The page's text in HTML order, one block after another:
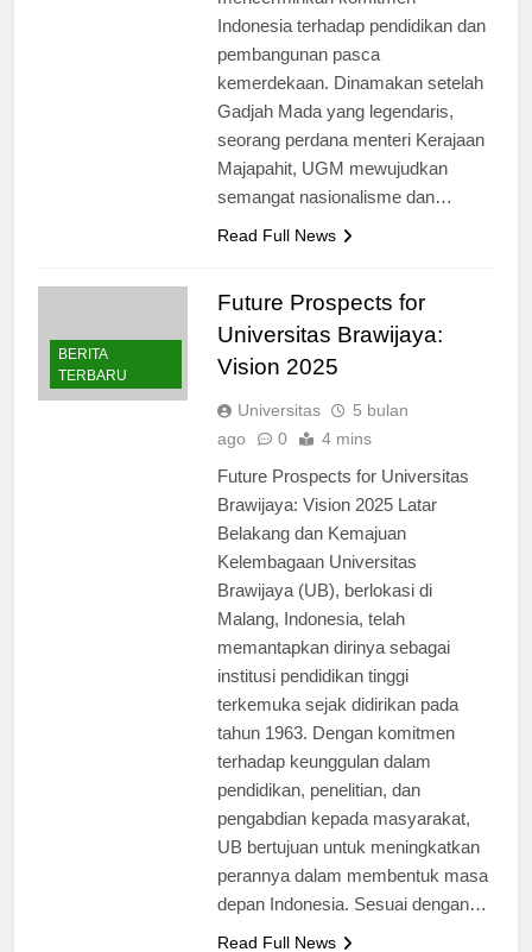
mencerminkan komitmen
Indonesia terhadap pendidikan dan
pembangunan pasca
kemerdekaan. Dinamakan setelah
Gadjah Mada yang legendaris,
seorang perdana menteri Kerajaan
Majapahit, UGM mewujudkan
BERITA
Future Prospects for
Universitas Brawijaya:
Universitas
5 bulan
Future Prospects for Universitas
Brawijaya: Vision 2025 Latar
Belakang dan Kemajuan
Kelembagaan Universitas
Brawijaya (UB), berlokasi di
Malang, Indonesia, telah
memantapkan dirinya sebagai
institusi pendidikan tinggi
terkemuka sejak didirikan pada
tahun 1963. Dengan komitmen
terhadap keunggulan dalam
pendidikan, penelitian, dan
pengabdian kepada masyarakat,
UB bertujuan untuk meningkatkan
perannya dalam membentuk masa